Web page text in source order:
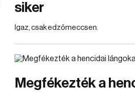
siker
Igaz, csak edzőmeccsen.
Megfékezték a